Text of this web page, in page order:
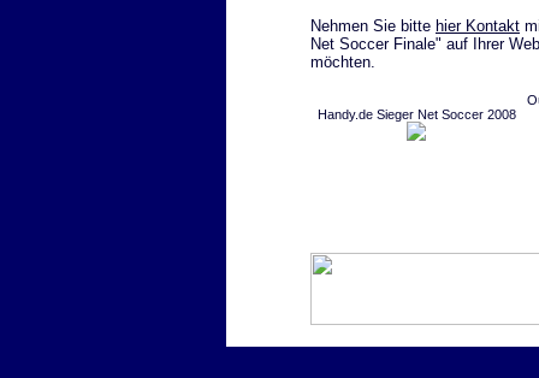
Nehmen Sie bitte hier Kontakt
Net Soccer Finale" auf Ihrer
möchten.
Handy.de Sieger Net Soccer 2008